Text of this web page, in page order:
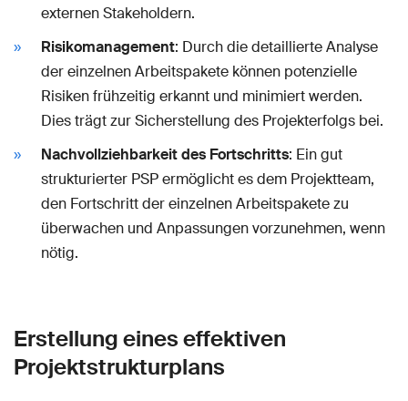
externen Stakeholdern.
Risikomanagement: Durch die detaillierte Analyse
der einzelnen Arbeitspakete können potenzielle
Risiken frühzeitig erkannt und minimiert werden.
Dies trägt zur Sicherstellung des Projekterfolgs bei.
Nachvollziehbarkeit des Fortschritts: Ein gut
strukturierter PSP ermöglicht es dem Projektteam,
den Fortschritt der einzelnen Arbeitspakete zu
überwachen und Anpassungen vorzunehmen, wenn
nötig.
Erstellung eines effektiven
Projektstrukturplans